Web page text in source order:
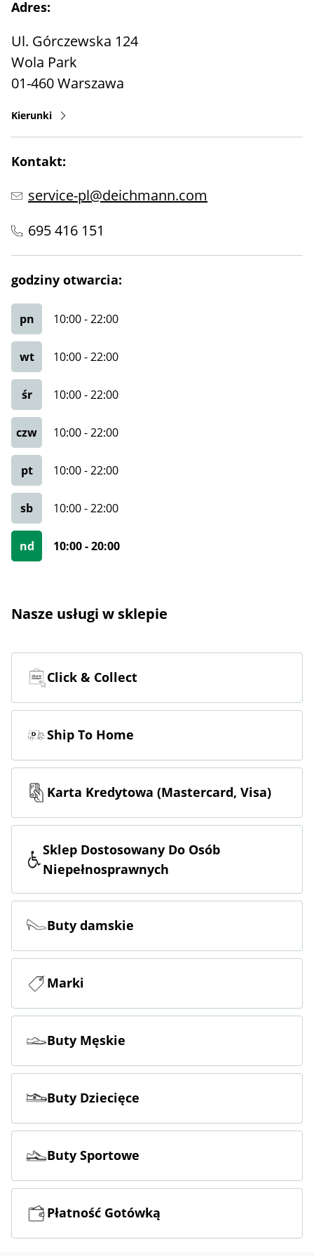
Adres:
Ul. Górczewska 124
Wola Park
01-460Warszawa
Kierunki
Kontakt:
service-pl@deichmann.com
695 416 151
godziny otwarcia:
pn 10:00-22:00
wt 10:00-22:00
śr 10:00-22:00
czw 10:00-22:00
pt 10:00-22:00
sb 10:00-22:00
nd 10:00-20:00
Nasze usługi w sklepie
Click & Collect
Ship To Home
Karta Kredytowa (Mastercard, Visa)
Sklep Dostosowany Do Osób
Niepełnosprawnych
Buty damskie
Marki
Buty Męskie
Buty Dziecięce
Buty Sportowe
Płatność Gotówką